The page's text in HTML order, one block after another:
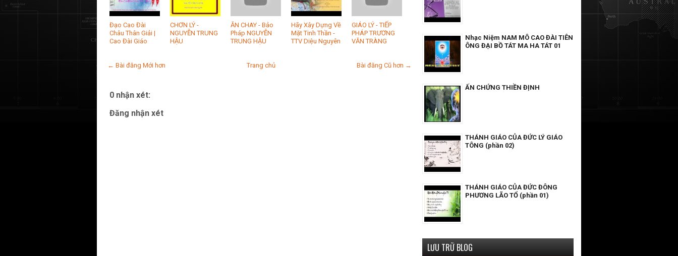
Đạo Cao Đài
Châu Thân Giải |
Cao Đài Giáo
CHƠN LÝ -
NGUYỄN TRUNG
HẬU
ĂN CHAY - Bảo
Pháp NGUYỄN
TRUNG HẬU
Hãy Xây Dựng Về
Mặt Tinh Thần -
TTV Diệu Nguyên
GIÁO LÝ - TIẾP
PHÁP TRƯƠNG
VĂN TRÀNG
← Bài đăng Mới hơn Bài đăng Cũ hơn →
Trang chủ
0 nhận xét:
Đăng nhận xét
Nhạc Niệm NAM MÔ CAO ĐÀI TIÊN
ÔNG ĐẠI BỒ TÁT MA HA TÁT 01
ẤN CHỨNG THIỀN ĐỊNH
THÁNH GIÁO CỦA ĐỨC LÝ GIÁO
TÔNG (phần 02)
THÁNH GIÁO CỦA ĐỨC ĐÔNG
PHƯƠNG LÃO TỔ (phần 01)
LƯU TRỮ BLOG